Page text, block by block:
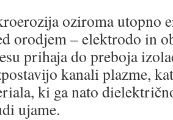
oziroma utopno
orodjem – elektrodo in
prihaja do preboja
kanali plazme,
ki ga nato
ujame.